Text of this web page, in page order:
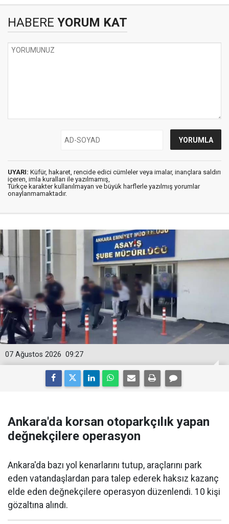
HABERE YORUM KAT
UYARI: Küfür, hakaret, rencide edici cümleler veya imalar, inançlara saldırı
içeren, imla kuralları ile yazılmamış,
Türkçe karakter kullanılmayan ve büyük harflerle yazılmış yorumlar
onaylanmamaktadır.
09:27
07 Ağustos 2026
Ankara'da korsan otoparkçılık yapan
değnekçilere operasyon
Ankara'da bazı yol kenarlarını tutup, araçlarını park
eden vatandaşlardan para talep ederek haksız kazanç
elde eden değnekçilere operasyon düzenlendi. 10 kişi
gözaltına alındı.